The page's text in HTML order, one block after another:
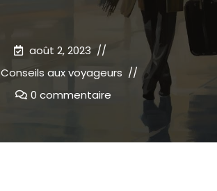
août 2, 2023
Conseils aux voyageurs
0 commentaire